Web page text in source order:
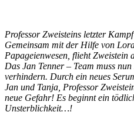
Professor Zweisteins letzter
Gemeinsam mit der Hilfe von
Papageienwesen, flieht Zweistein
Das Jan Tenner – Team muss
verhindern. Durch ein neues
Jan und Tanja, Professor
neue Gefahr! Es beginnt ein
Unsterblichkeit…!